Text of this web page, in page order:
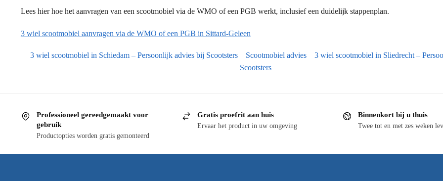
Lees hier hoe het aanvragen van een scootmobiel via de WMO of een PGB werkt, inclusief een duidelijk stappenplan.
3 wiel scootmobiel aanvragen via de WMO of een PGB in Sittard-Geleen
3 wiel scootmobiel in Schiedam – Persoonlijk advies bij Scootsters Scootmobiel advies
3 wiel scootmobiel in Sliedrecht –
Scootsters
Professioneel gereedgemaakt voor
gebruik
Productopties worden gratis gemonteerd
Gratis proefrit aan huis
Ervaar het product in uw omgeving
Binnenkort bij u thuis
Twee tot en met zes weken